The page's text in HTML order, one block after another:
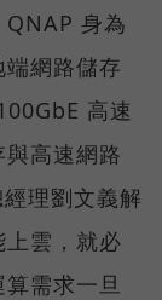
身為
網路儲存
高速
高速網路
理劉文義解
雲，就必
需求一旦